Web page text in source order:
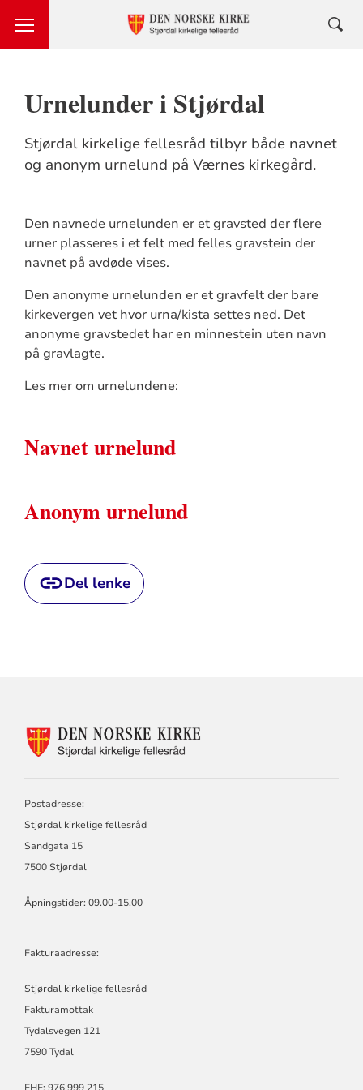
Urnelunder i Stjørdal
Stjørdal kirkelige fellesråd tilbyr både navnet
og anonym urnelund på Værnes kirkegård.
Den navnede urnelunden er et gravsted der flere
urner plasseres i et felt med felles gravstein der
navnet på avdøde vises.
Den anonyme urnelunden er et gravfelt der bare
kirkevergen vet hvor urna/kista settes ned. Det
anonyme gravstedet har en minnestein uten navn
på gravlagte.
Les mer om urnelundene:
Navnet urnelund
Anonym urnelund
Del lenke
Postadresse:
Stjørdal kirkelige fellesråd
Sandgata 15
7500 Stjørdal
Åpningstider: 09.00-15.00
Fakturaadresse:
Stjørdal kirkelige fellesråd
Fakturamottak
Tydalsvegen 121
7590 Tydal